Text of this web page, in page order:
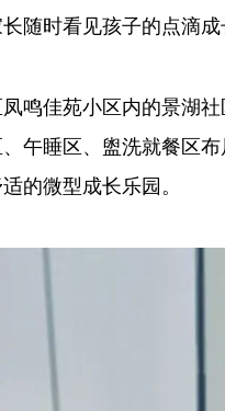
随时看见孩子的点滴成
佳苑小区内的景湖社
午睡区、盥洗就餐区
的微型成长乐园。